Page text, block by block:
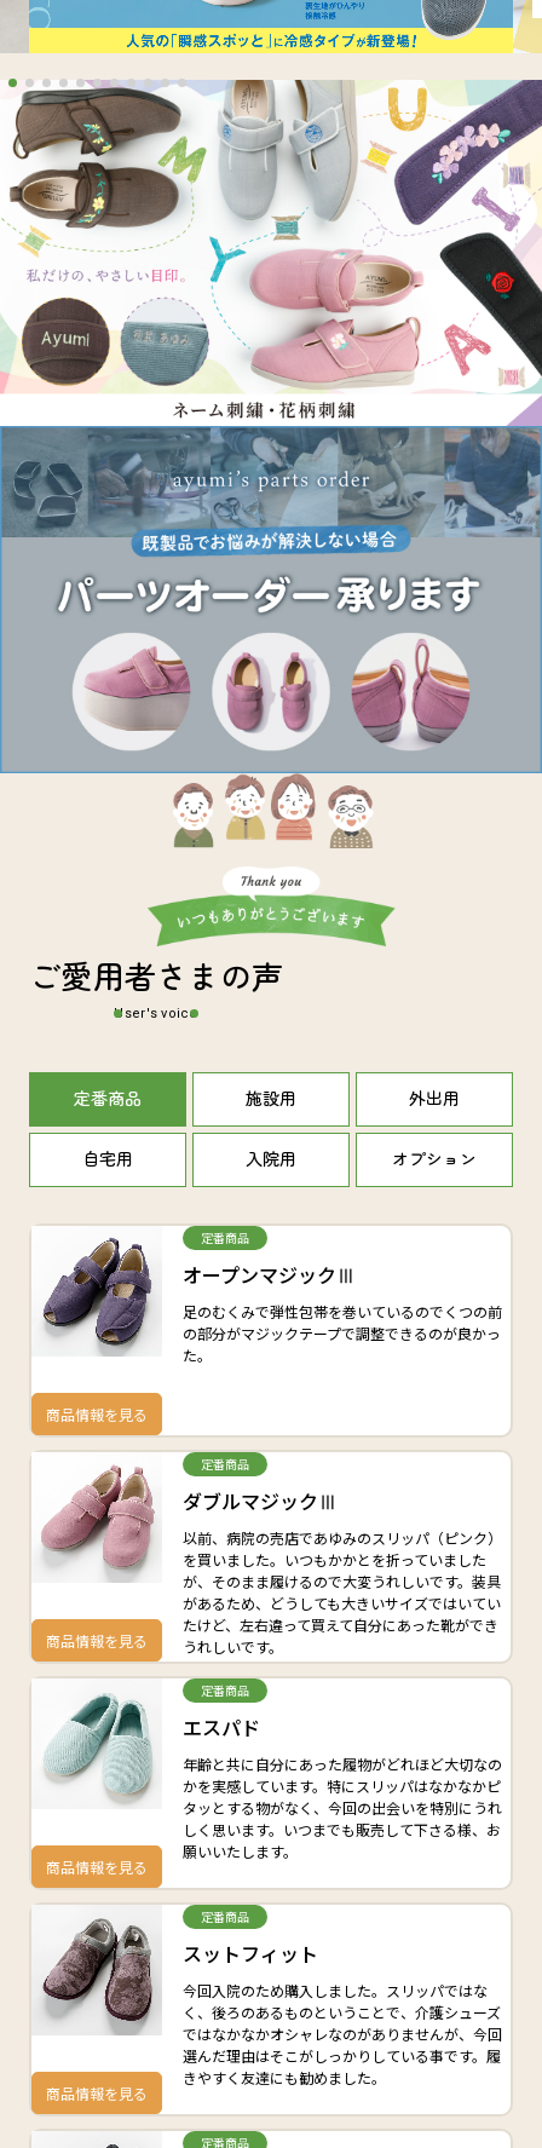
ご愛用者さまの声
User's voice
定番商品 施設用 外出用
自宅用 入院用 オプション
商品情報を見る
定番商品
オープンマジックⅢ
足のむくみで弾性包帯を巻いているのでくつの前
の部分がマジックテープで調整できるのが良かっ
た。
商品情報を見る
定番商品
ダブルマジックⅢ
以前、病院の売店であゆみのスリッパ（ピンク）
を買いました。いつもかかとを折っていました
が、そのまま履けるので大変うれしいです。装具
があるため、どうしても大きいサイズではいてい
たけど、左右違って買えて自分にあった靴ができ
うれしいです。
商品情報を見る
定番商品
エスパド
年齢と共に自分にあった履物がどれほど大切なの
かを実感しています。特にスリッパはなかなかピ
タッとする物がなく、今回の出会いを特別にうれ
しく思います。いつまでも販売して下さる様、お
願いいたします。
商品情報を見る
定番商品
スットフィット
今回入院のため購入しました。スリッパではな
く、後ろのあるものということで、介護シューズ
ではなかなかオシャレなのがありませんが、今回
選んだ理由はそこがしっかりしている事です。履
きやすく友達にも勧めました。
定番商品